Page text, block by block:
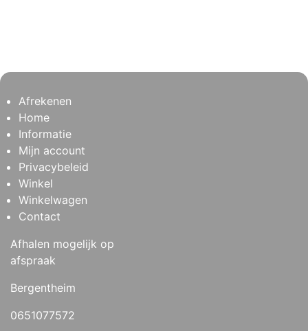
Afrekenen
Home
Informatie
Mijn account
Privacybeleid
Winkel
Winkelwagen
Contact
Afhalen mogelijk op
afspraak
Bergentheim
0651077572